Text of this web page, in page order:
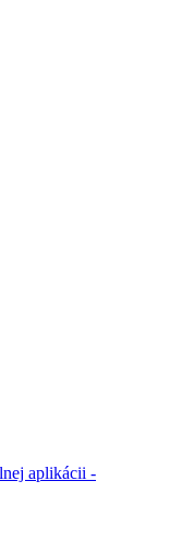
aplikácii -